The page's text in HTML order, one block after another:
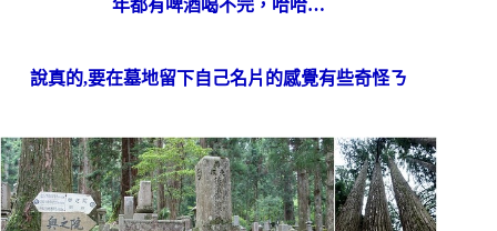
年都有啤酒喝不完，哈哈…
說真的,要在墓地留下自己名片的感覺有些奇怪ㄋ